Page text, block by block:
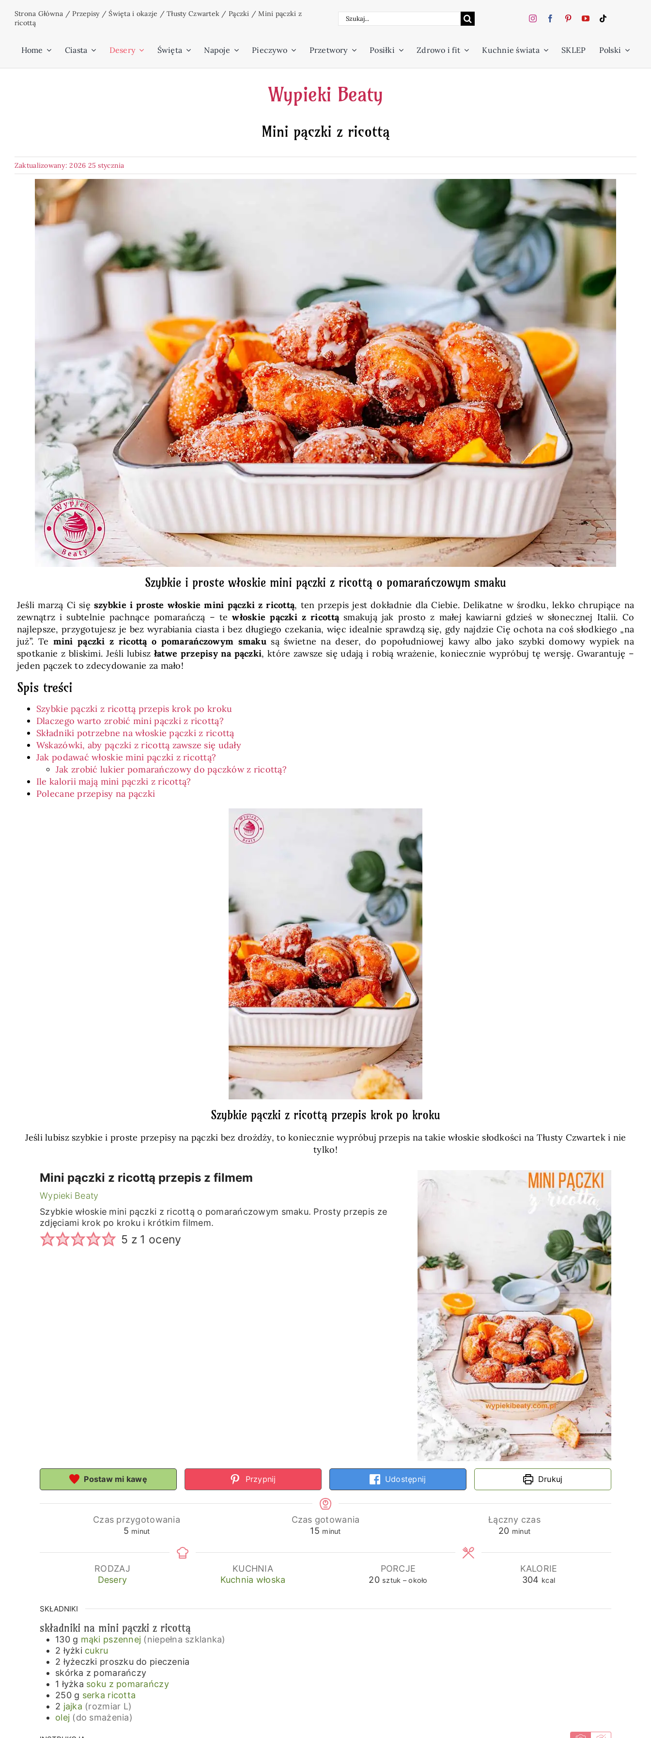
zawartości
Strona Główna /Przepisy/Święta i okazje /Tłusty Czwartek /Pączki /Mini pączki z
ricottą
Szukaj
Home Ciasta Desery Święta Napoje Pieczywo Przetwory Posiłki Zdrowo i fit Kuchnie świata SKLEP Polski
Wypieki Beaty
Mini pączki z ricottą
Zaktualizowany: 2026 25 stycznia
Szybkie i proste włoskie mini pączki z ricottą o pomarańczowym smaku
Jeśli marzą Ci się szybkie i proste włoskie mini pączki z ricottą, ten przepis jest dokładnie dla Ciebie. Delikatne w środku, lekko chrupiące na
zewnątrz i subtelnie pachnące pomarańczą – tewłoskie pączki z ricottąsmakują jak prosto z małej kawiarni gdzieś w słonecznej Italii. Co
najlepsze, przygotujesz je bez wyrabiania ciasta i bez długiego czekania, więc idealnie sprawdzą się, gdy najdzie Cię ochota na coś słodkiego „na
już”. Te mini pączki z ricottą o pomarańczowym smakusą świetne na deser, do popołudniowej kawy albo jako szybki domowy wypiek na
spotkanie z bliskimi. Jeśli lubisz łatwe przepisy na pączki, które zawsze się udają i robią wrażenie, koniecznie wypróbuj tę wersję. Gwarantuję –
jeden pączek to zdecydowanie za mało!
Spis treści
Szybkie pączki z ricottą przepis krok po kroku
Dlaczego warto zrobić mini pączki z ricottą?
Składniki potrzebne na włoskie pączki z ricottą
Wskazówki, aby pączki z ricottą zawsze się udały
Jak podawać włoskie mini pączki z ricottą?
Jak zrobić lukier pomarańczowy do pączków z ricottą?
Ile kalorii mają mini pączki z ricottą?
Polecane przepisy na pączki
Szybkie pączki z ricottą przepis krok po kroku
Jeśli lubisz szybkie i proste przepisy na pączki bez drożdży, to koniecznie wypróbuj przepis na takie włoskie słodkości na Tłusty Czwartek i nie
tylko!
Mini pączki z ricottą przepis z filmem
Wypieki Beaty
Szybkie włoskie mini pączki z ricottą o pomarańczowym smaku. Prosty przepis ze
zdjęciami krok po kroku i krótkim filmem.
5 z 1 oceny
Postaw mi kawę Przypnij Udostępnij Drukuj
Czas przygotowania
5minuty
minut
Czas gotowania
15minuty
minut
Łączny czas
20minuty
minut
RODZAJ
Desery
KUCHNIA
Kuchnia włoska
PORCJE
20 sztuk – około
KALORIE
304 kcal
SKŁADNIKI
składniki na mini pączki z ricottą
130 g mąki pszennej (niepełna szklanka)
2 łyżki cukru
2 łyżeczki proszku do pieczenia
skórka z pomarańczy
1 łyżka soku z pomarańczy
250 g serka ricotta
2 jajka (rozmiar L)
olej (do smażenia)